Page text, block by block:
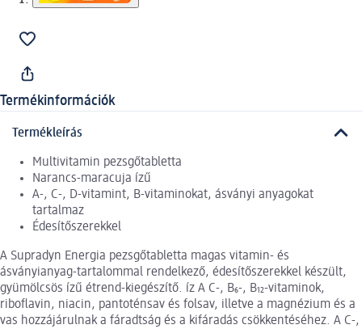
Termékinformációk
Termékleírás
Multivitamin pezsgőtabletta
Narancs-maracuja ízű
A-, C-, D-vitamint, B-vitaminokat, ásványi anyagokat
tartalmaz
Édesítőszerekkel
A Supradyn Energia pezsgőtabletta magas vitamin- és
ásványianyag-tartalommal rendelkező, édesítőszerekkel készült,
gyümölcsös ízű étrend-kiegészítő. íz A C-, B₆-, B₁₂-vitaminok,
riboflavin, niacin, pantoténsav és folsav, illetve a magnézium és a
vas hozzájárulnak a fáradtság és a kifáradás csökkentéséhez. A C-,